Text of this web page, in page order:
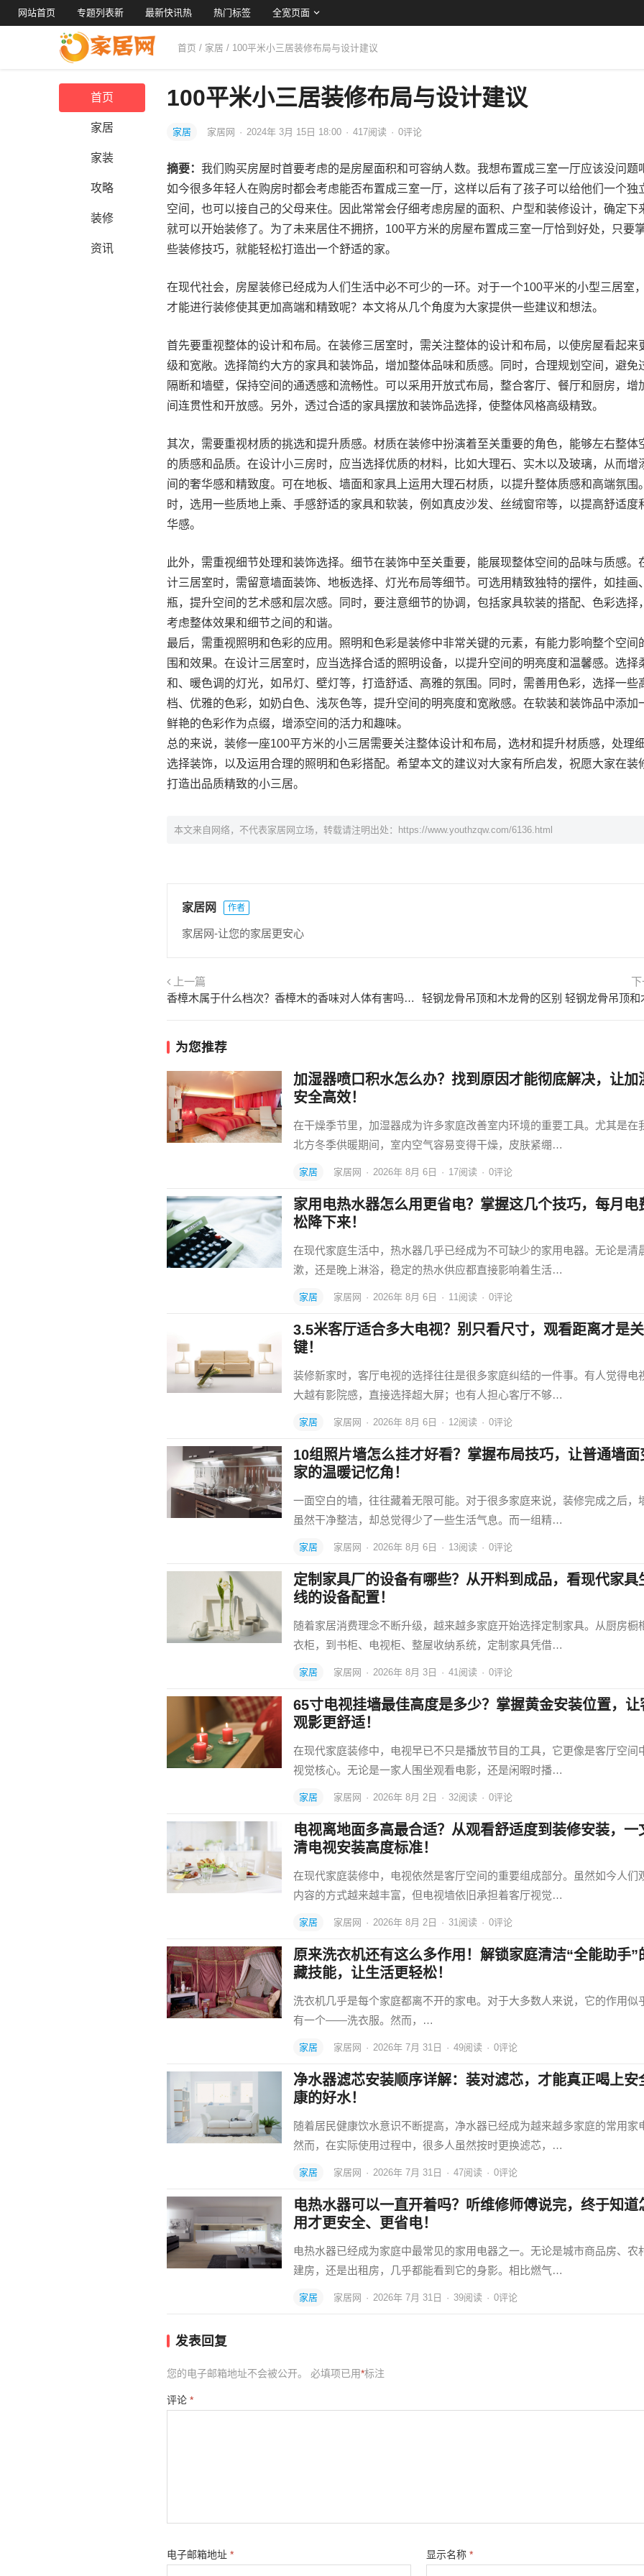
网站首页 专题列表新 最新快讯热 热门标签 全宽页面
首页 / 家居 / 100平米小三居装修布局与设计建议
首页
家居
家装
攻略
装修
资讯
100平米小三居装修布局与设计建议
家居 家居网 · 2024年 3月 15日 18:00 · 417阅读 · 0评论
摘要： 我们购买房屋时首要考虑的是房屋面积和可容纳人数。我想布置成三室一厅应该没问题
如今很多年轻人在购房时都会考虑能否布置成三室一厅，这样以后有了孩子可以给他们一个独
空间，也可以接自己的父母来住。因此常常会仔细考虑房屋的面积、户型和装修设计，确定下
就可以开始装修了。为了未来居住不拥挤，100平方米的房屋布置成三室一厅恰到好处，只要
些装修技巧，就能轻松打造出一个舒适的家。
在现代社会，房屋装修已经成为人们生活中必不可少的一环。对于一个100平米的小型三居室
才能进行装修使其更加高端和精致呢？本文将从几个角度为大家提供一些建议和想法。
首先要重视整体的设计和布局。在装修三居室时，需关注整体的设计和布局，以使房屋看起来
级和宽敞。选择简约大方的家具和装饰品，增加整体品味和质感。同时，合理规划空间，避免
隔断和墙壁，保持空间的通透感和流畅性。可以采用开放式布局，整合客厅、餐厅和厨房，增
间连贯性和开放感。另外，透过合适的家具摆放和装饰品选择，使整体风格高级精致。
其次，需要重视材质的挑选和提升质感。材质在装修中扮演着至关重要的角色，能够左右整体
的质感和品质。在设计小三房时，应当选择优质的材料，比如大理石、实木以及玻璃，从而增
间的奢华感和精致度。可在地板、墙面和家具上运用大理石材质，以提升整体质感和高端氛围
时，选用一些质地上乘、手感舒适的家具和软装，例如真皮沙发、丝绒窗帘等，以提高舒适度
华感。
此外，需重视细节处理和装饰选择。细节在装饰中至关重要，能展现整体空间的品味与质感。
计三居室时，需留意墙面装饰、地板选择、灯光布局等细节。可选用精致独特的摆件，如挂画
瓶，提升空间的艺术感和层次感。同时，要注意细节的协调，包括家具软装的搭配、色彩选择
考虑整体效果和细节之间的和谐。
最后，需重视照明和色彩的应用。照明和色彩是装修中非常关键的元素，有能力影响整个空间
围和效果。在设计三居室时，应当选择合适的照明设备，以提升空间的明亮度和温馨感。选择
和、暖色调的灯光，如吊灯、壁灯等，打造舒适、高雅的氛围。同时，需善用色彩，选择一些
档、优雅的色彩，如奶白色、浅灰色等，提升空间的明亮度和宽敞感。在软装和装饰品中添加
鲜艳的色彩作为点缀，增添空间的活力和趣味。
总的来说，装修一座100平方米的小三居需要关注整体设计和布局，选材和提升材质感，处理
选择装饰，以及运用合理的照明和色彩搭配。希望本文的建议对大家有所启发，祝愿大家在装
打造出品质精致的小三居。
本文来自网络，不代表家居网立场，转载请注明出处： https://www.youthzqw.com/6136.html
家居网 作者
家居网-让您的家居更安心
上一篇
香樟木属于什么档次？香樟木的香味对人体有害吗？ 香樟木材质怎么样
为您推荐
加湿器喷口积水怎么办？找到原因才能彻底解决，让加
安全高效！
在干燥季节里，加湿器成为许多家庭改善室内环境的重要工具。尤其是在
北方冬季供暖期间，室内空气容易变得干燥，皮肤紧绷…
家居 家居网 · 2026年 8月 6日 · 17阅读 · 0评论
家用电热水器怎么用更省电？掌握这几个技巧，每月电
松降下来！
在现代家庭生活中，热水器几乎已经成为不可缺少的家用电器。无论是清
漱，还是晚上淋浴，稳定的热水供应都直接影响着生活…
家居 家居网 · 2026年 8月 6日 · 11阅读 · 0评论
3.5米客厅适合多大电视？别只看尺寸，观看距离才是关
键！
装修新家时，客厅电视的选择往往是很多家庭纠结的一件事。有人觉得电
大越有影院感，直接选择超大屏；也有人担心客厅不够…
家居 家居网 · 2026年 8月 6日 · 12阅读 · 0评论
10组照片墙怎么挂才好看？掌握布局技巧，让普通墙面
家的温暖记忆角！
一面空白的墙，往往藏着无限可能。对于很多家庭来说，装修完成之后，
虽然干净整洁，却总觉得少了一些生活气息。而一组精…
家居 家居网 · 2026年 8月 6日 · 13阅读 · 0评论
定制家具厂的设备有哪些？从开料到成品，看现代家具
线的设备配置！
随着家居消费理念不断升级，越来越多家庭开始选择定制家具。从厨房橱
衣柜，到书柜、电视柜、整屋收纳系统，定制家具凭借…
家居 家居网 · 2026年 8月 3日 · 41阅读 · 0评论
65寸电视挂墙最佳高度是多少？掌握黄金安装位置，让
观影更舒适！
在现代家庭装修中，电视早已不只是播放节目的工具，它更像是客厅空间
视觉核心。无论是一家人围坐观看电影，还是闲暇时播…
家居 家居网 · 2026年 8月 2日 · 32阅读 · 0评论
电视离地面多高最合适？从观看舒适度到装修安装，一
清电视安装高度标准！
在现代家庭装修中，电视依然是客厅空间的重要组成部分。虽然如今人们
内容的方式越来越丰富，但电视墙依旧承担着客厅视觉…
家居 家居网 · 2026年 8月 2日 · 31阅读 · 0评论
原来洗衣机还有这么多作用！解锁家庭清洁“全能助手”
藏技能，让生活更轻松！
洗衣机几乎是每个家庭都离不开的家电。对于大多数人来说，它的作用似
有一个——洗衣服。然而，…
家居 家居网 · 2026年 7月 31日 · 49阅读 · 0评论
净水器滤芯安装顺序详解：装对滤芯，才能真正喝上安
康的好水！
随着居民健康饮水意识不断提高，净水器已经成为越来越多家庭的常用家
然而，在实际使用过程中，很多人虽然按时更换滤芯，…
家居 家居网 · 2026年 7月 31日 · 47阅读 · 0评论
电热水器可以一直开着吗？听维修师傅说完，终于知道
用才更安全、更省电！
电热水器已经成为家庭中最常见的家用电器之一。无论是城市商品房、农
建房，还是出租房，几乎都能看到它的身影。相比燃气…
家居 家居网 · 2026年 7月 31日 · 39阅读 · 0评论
发表回复
您的电子邮箱地址不会被公开。 必填项已用*标注
评论 *
显示名称 *
电子邮箱地址 *